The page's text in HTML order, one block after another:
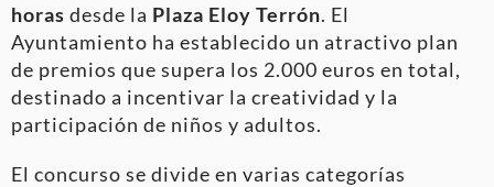
horas desde la Plaza Eloy Terrón. El
Ayuntamiento ha establecido un atractivo plan
de premios que supera los 2.000 euros en total,
destinado a incentivar la creatividad y la
participación de niños y adultos.
El concurso se divide en varias categorías